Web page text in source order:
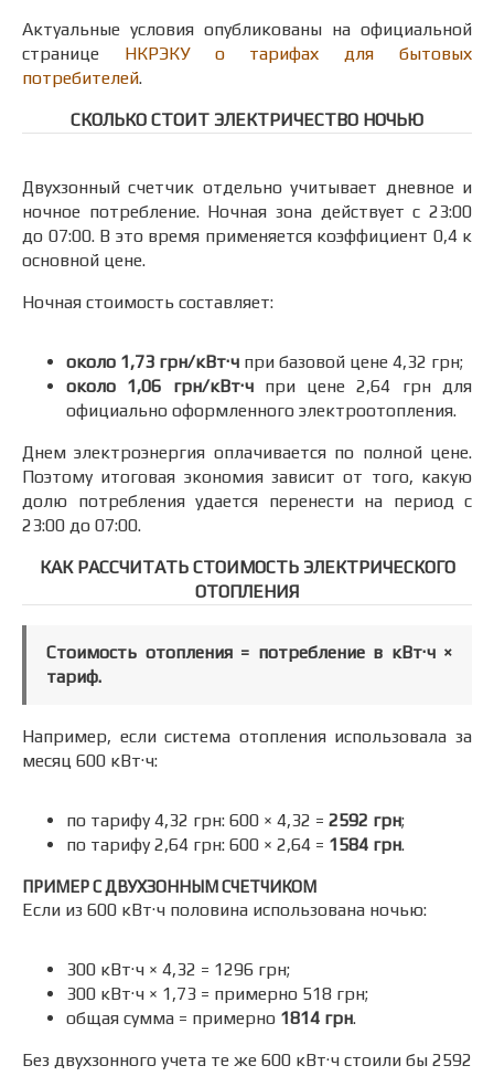
Актуальные условия опубликованы на официальной
странице НКРЭКУ о тарифах для бытовых
потребителей.
СКОЛЬКО СТОИТ ЭЛЕКТРИЧЕСТВО НОЧЬЮ
Двухзонный счетчик отдельно учитывает дневное и
ночное потребление. Ночная зона действует с 23:00
до 07:00. В это время применяется коэффициент 0,4 к
основной цене.
Ночная стоимость составляет:
около 1,73 грн/кВт·ч при базовой цене 4,32 грн;
около 1,06 грн/кВт·чпри цене 2,64 грн для
официально оформленного электроотопления.
Днем электроэнергия оплачивается по полной цене.
Поэтому итоговая экономия зависит от того, какую
долю потребления удается перенести на период с
23:00 до 07:00.
КАК РАССЧИТАТЬ СТОИМОСТЬ ЭЛЕКТРИЧЕСКОГО
ОТОПЛЕНИЯ
Стоимость отопления = потребление в кВт·ч ×
тариф.
Например, если система отопления использовала за
месяц 600 кВт·ч:
по тарифу 4,32 грн: 600 × 4,32 = 2592 грн;
по тарифу 2,64 грн: 600 × 2,64 = 1584 грн.
ПРИМЕР С ДВУХЗОННЫМ СЧЕТЧИКОМ
Если из 600 кВт·ч половина использована ночью:
300 кВт·ч × 4,32 = 1296 грн;
300 кВт·ч × 1,73 = примерно 518 грн;
общая сумма = примерно 1814 грн.
Без двухзонного учета те же 600 кВт·ч стоили бы 2592